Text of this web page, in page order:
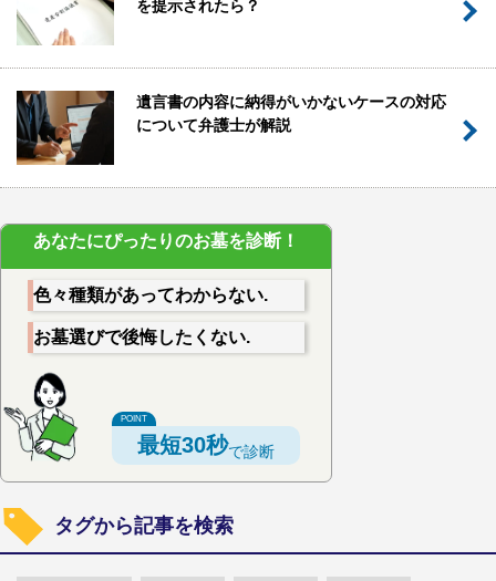
を提示されたら？
遺言書の内容に納得がいかないケースの対応
について弁護士が解説
あなたにぴったりのお墓を診断！
色々種類があってわからない.
お墓選びで後悔したくない.
最短30秒で診断
タグから記事を検索